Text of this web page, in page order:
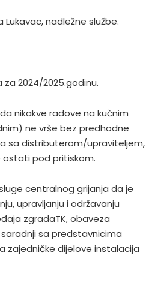
nadležne službe.
2024/2025.godinu.
nikakve radove na kučnim
ne vrše bez predhodne
sa distributerom/upraviteljem,
pod pritiskom.
centralnog grijanja da je
upravljanju i održavanju
zgradaTK, obaveza
sa predstavnicima
zajedničke dijelove instalacija